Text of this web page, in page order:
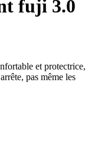
fuji 3.0
et protectrice,
pas même les